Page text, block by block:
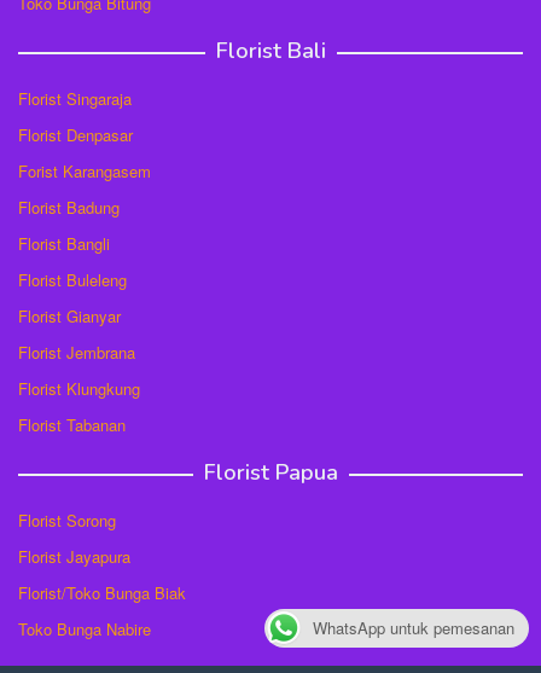
Florist Bali
Florist Singaraja
Florist Denpasar
Forist Karangasem
Florist Badung
Florist Bangli
Florist Buleleng
Florist Gianyar
Florist Jembrana
Florist Klungkung
Florist Tabanan
Florist Papua
Florist Sorong
Florist Jayapura
Florist/Toko Bunga Biak
Toko Bunga Nabire
WhatsApp untuk pemesanan